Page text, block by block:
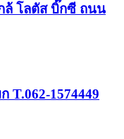
ล้ โลตัส บิ๊กซี ถนน
T.062-1574449